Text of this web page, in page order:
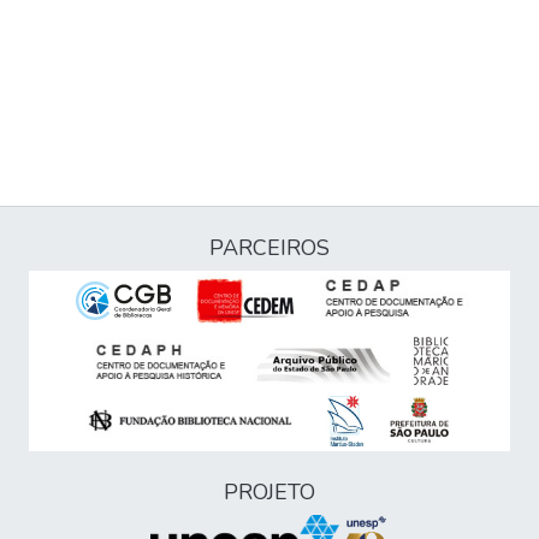
PARCEIROS
PROJETO